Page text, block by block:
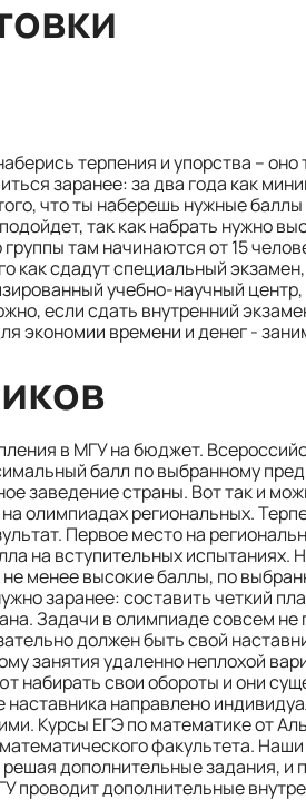
терпения и упорства – оно
заранее: за два года как
что ты наберешь нужные
так как набрать нужно
там начинаются от 15
как сдадут специальный
учебно-научный
если сдать внутренний
экономии времени и денег -
в МГУ на бюджет.
балл по выбранному
заведение страны. Вот так и
олимпиадах региональных.
Первое место на
на вступительных испытаниях.
менее высокие баллы, по
заранее: составить четкий
Задачи в олимпиаде совсем не
должен быть свой
занятия удаленно неплохой
набирать свои обороты и они
направлено
Курсы ЕГЭ по математике от
факультета.
дополнительные задания, и
проводит дополнительные